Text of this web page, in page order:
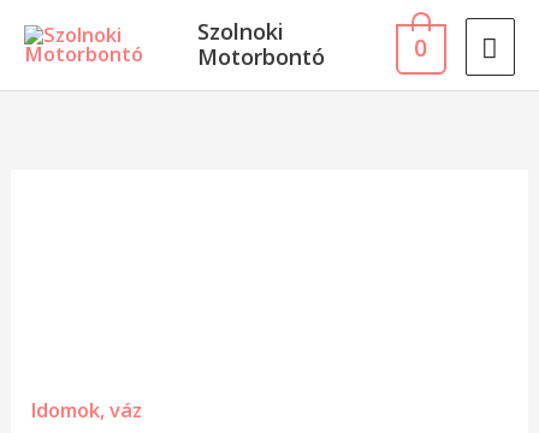
content
Szolnoki
Motorbontó
0
Idomok, váz